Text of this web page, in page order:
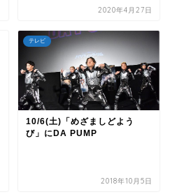
2020年4月27日
テレビ
10/6(土)「めざましどよう
び」にDA PUMP
2018年10月5日